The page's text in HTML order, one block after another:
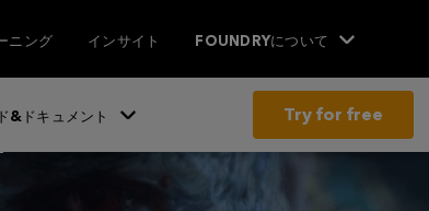
ニング インサイト FOUNDRYについて
&ドキュメント Try for free